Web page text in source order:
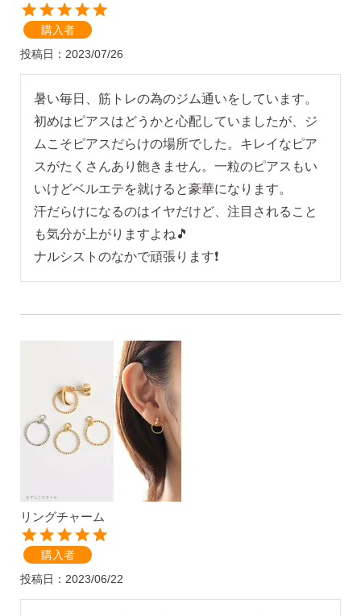
なでしこスタイルの
安心サポート
1）「ピアス初めてBOOK」同梱
このBOOKなら、
ピアス初心者さんの素朴な疑問を解消です
（初回のみ）。
2）
ピアスホールのお悩み相談室
ピアスホールアドバイザーによる、相談実績
約8,000件！
3）
10日間返品保証
キャッチの予備
使いやすい「花型シリコンキャッチ」も５ペ
ア、どーんとプレゼント♪
お支払い
購入者
投稿日
2023/07/26
暑い毎日、筋トレの為のジム通いをしています。
初めはピアスはどうかと心配していましたが、ジ
ムこそピアスだらけの場所でした。キレイなピア
スがたくさんあり飽きません。一粒のピアスもい
いけどベルエテを就けると豪華になります。
汗だらけになるのはイヤだけど、注目されること
も気分が上がりますよね🎵
ナルシストのなかで頑張ります❗
リングチャーム
購入者
投稿日
2023/06/22